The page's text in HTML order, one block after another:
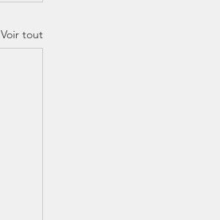
Voir tout